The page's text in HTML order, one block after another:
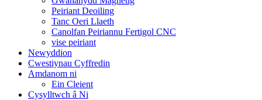
Peiriant Deoiling
Tanc Oeri Llaeth
Canolfan Peiriannu Fertigol CNC
vise peiriant
Newyddion
Cwestiynau Cyffredin
Amdanom ni
Ein Cleient
Cysylltwch â Ni